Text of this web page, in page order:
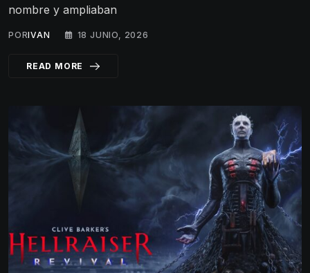
nombre y ampliaban
PORIVAN 18 JUNIO, 2026
READ MORE